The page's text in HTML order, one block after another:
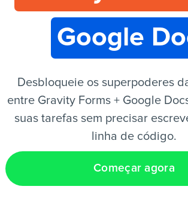
PT
Google
Desbloqueie os superpoderes
entre Gravity Forms + Google
suas tarefas sem precisar
linha de código.
Começar agora